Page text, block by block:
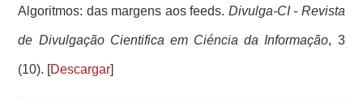
Algoritmos: das margens aos feeds. Divulga-CI - Revista
de Divulgação Cientifica em Ciéncia da Informação, 3
(10). [Descargar]